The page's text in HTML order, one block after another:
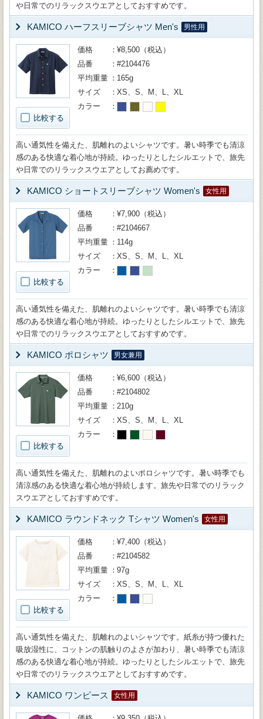
や日常でのリラックスウエアとしておすすめです。
KAMICO ハーフスリーブシャツ Men's 男性用
比較する
価格
¥8,500（税込）
品番
#2104476
平均重量
165g
サイズ
XS、S、M、L、XL
カラー
高い通気性を備えた、肌離れのよいシャツです。暑い時季でも清涼
感のある快適な着心地が持続。ゆったりとしたシルエットで、旅先
や日常でのリラックスウエアとしてお薦めです。
KAMICO ショートスリーブシャツ Women's 女性用
比較する
価格
¥7,900（税込）
品番
#2104667
平均重量
114g
サイズ
XS、S、M、L、XL
カラー
高い通気性を備えた、肌離れのよいシャツです。暑い時季でも清涼
感のある快適な着心地が持続。ゆったりとしたシルエットで、旅先
や日常でのリラックスウエアとしておすすめです。
KAMICO ポロシャツ 男女兼用
比較する
価格
¥6,600（税込）
品番
#2104802
平均重量
210g
サイズ
XS、S、M、L、XL
カラー
高い通気性を備えた、肌離れのよいポロシャツです。暑い時季でも
清涼感のある快適な着心地が持続します。旅先や日常でのリラック
スウエアとしておすすめです。
KAMICO ラウンドネック Tシャツ Women's 女性用
比較する
価格
¥7,400（税込）
品番
#2104582
平均重量
97g
サイズ
XS、S、M、L、XL
カラー
高い通気性を備えた、肌離れのよいシャツです。紙糸が持つ優れた
吸放湿性に、コットンの肌触りのよさが加わり、暑い時季でも清涼
感のある快適な着心地が持続。ゆったりとしたシルエットで、旅先
や日常でのリラックスウエアとしておすすめです。
KAMICO ワンピース 女性用